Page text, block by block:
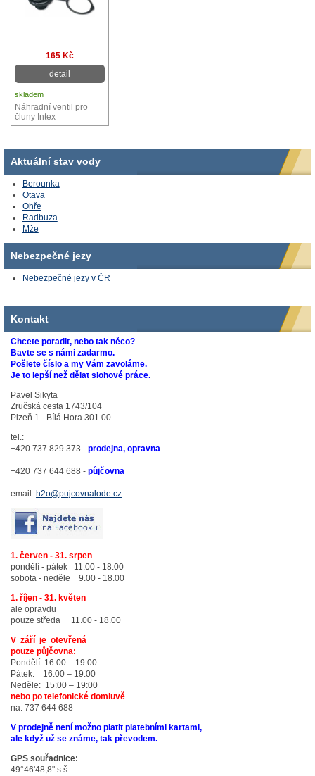
165 Kč
detail
skladem
Náhradní ventil pro
čluny Intex
Aktuální stav vody
Berounka
Otava
Ohře
Radbuza
Mže
Nebezpečné jezy
Nebezpečné jezy v ČR
Kontakt
Chcete poradit, nebo tak něco?
Bavte se s námi zadarmo.
Pošlete číslo a my Vám zavoláme.
Je to lepší než dělat slohové práce.
Pavel Sikyta
Zručská cesta 1743/104
Plzeň 1 - Bílá Hora 301 00
tel.:
+420 737 829 373 - prodejna, opravna
+420 737 644 688 - půjčovna
email: h2o@pujcovnalode.cz
1. červen - 31. srpen
pondělí - pátek 11.00 - 18.00
sobota - neděle 9.00 - 18.00
1. říjen - 31. květen
ale opravdu
pouze středa 11.00 - 18.00
V září je otevřená
pouze půjčovna:
Pondělí: 16:00 – 19:00
Pátek: 16:00 – 19:00
Neděle: 15:00 – 19:00
nebo po telefonické domluvě
na: 737 644 688
V prodejně není možno platit platebními kartami,
ale když už se známe, tak převodem.
GPS souřadnice:
49°46'48,8" s.š.